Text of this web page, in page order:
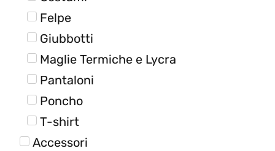
Felpe
Giubbotti
Maglie Termiche e Lycra
Pantaloni
Poncho
T-shirt
Accessori